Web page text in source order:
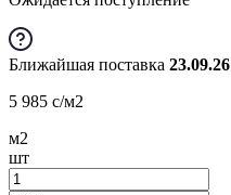
Ближайшая поставка 23.09.26
5 985 c/м2
м2
шт